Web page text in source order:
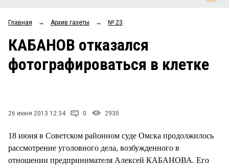
ОБЩЕСТВО
ЗАКОН
НОВОСТИ КОМПАНИЙ
Рейтинги
Блоги
Главная → Архив газеты → № 23
КАБАНОВ отказался
фотографироваться в клетке
26 июня 2013 12:34 0 2935
18 июня в Советском районном суде Омска продолжилось
рассмотрение уголовного дела, возбужденного в
отношении предпринимателя Алексей КАБАНОВА. Его